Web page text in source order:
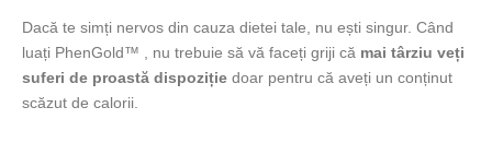
Dacă te simți nervos din cauza dietei tale, nu ești singur. Când
luați PhenGold™ , nu trebuie să vă faceți griji că mai târziu veți
suferi de proastă dispoziție doar pentru că aveți un conținut
scăzut de calorii.